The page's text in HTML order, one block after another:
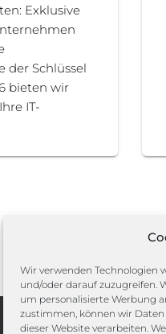
Wir verwenden Technologien
und/oder darauf zuzugreifen.
um personalisierte Werbung
zustimmen, können wir
dieser Website verarbeiten.
Exklusive
der Schlüssel
bieten wir
IT-